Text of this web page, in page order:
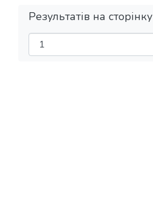
Результатів на сторінку